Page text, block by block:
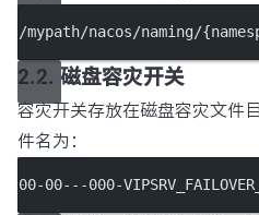
/mypath/nacos/naming/
2.2. 磁盘容灾开关
容灾开关存放在磁盘容灾文件
件名为：
00-00---000-